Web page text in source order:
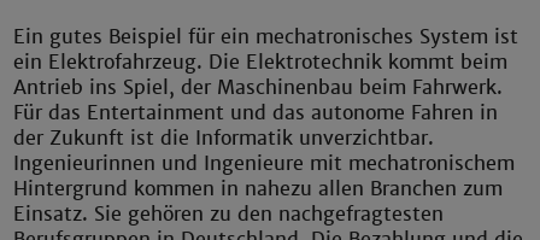
Ein gutes Beispiel für ein mechatronisches System ist
ein Elektrofahrzeug. Die Elektrotechnik kommt beim
Antrieb ins Spiel, der Maschinenbau beim Fahrwerk.
Für das Entertainment und das autonome Fahren in
der Zukunft ist die Informatik unverzichtbar.
Ingenieurinnen und Ingenieure mit mechatronischem
Hintergrund kommen in nahezu allen Branchen zum
Einsatz. Sie gehören zu den nachgefragtesten